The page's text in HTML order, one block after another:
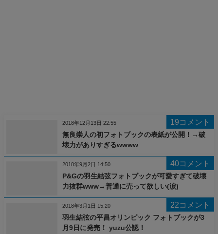
19コメント
無良崇人の初フォトブックの表紙が公開！→破
壊力がありすぎるwwww
2018年12月13日 22:55
40コメント
P&Gの羽生結弦フォトブックが可愛すぎて破壊
力抜群www→普通に売って欲しい(涙)
2018年9月2日 14:50
22コメント
羽生結弦の平昌オリンピック フォトブックが3
月9日に発売！ yuzu公認！
2018年3月1日 15:20